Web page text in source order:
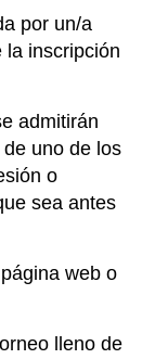
por un/a
la inscripción
admitirán
uno de los
o
sea antes
web o
lleno de